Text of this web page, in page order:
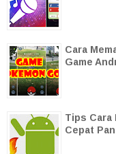
Cara
Game
Tips Cara
Cepat